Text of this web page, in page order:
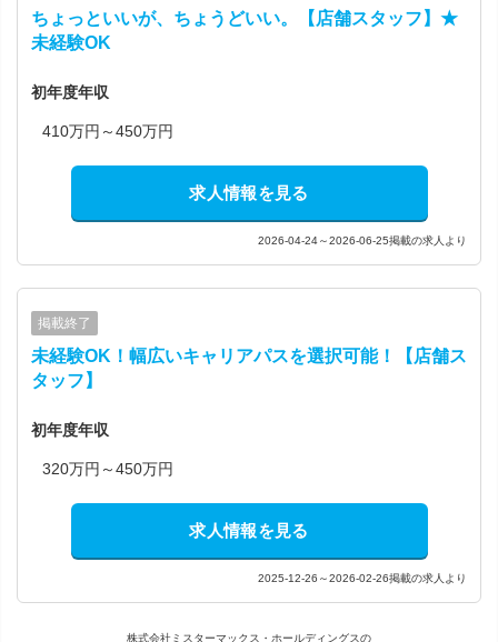
ちょっといいが、ちょうどいい。【店舗スタッフ】★
未経験OK
初年度年収
410万円～450万円
求人情報を見る
2026-04-24～2026-06-25掲載の求人より
掲載終了
未経験OK！幅広いキャリアパスを選択可能！【店舗ス
タッフ】
初年度年収
320万円～450万円
求人情報を見る
2025-12-26～2026-02-26掲載の求人より
株式会社ミスターマックス・ホールディングスの